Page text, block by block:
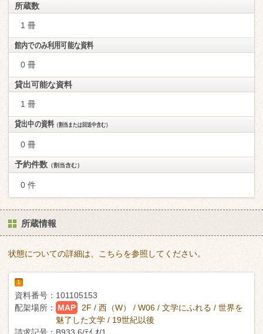
所蔵数
1 冊
館内でのみ利用可能な資料
0 冊
貸出可能な資料
1 冊
貸出中の資料（割当または回送中含む）
0 冊
予約件数 （割当含む）
0 件
所蔵情報
状態についての詳細は、こちらを参照してください。
1
資料番号： 101105153
配架場所：
MAP
2F / 西（W） / W06 / 文学にふれる / 世界を
魅了した文学 / 19世紀以後
請求記号： B933.6/ﾃｲ ｵ/1